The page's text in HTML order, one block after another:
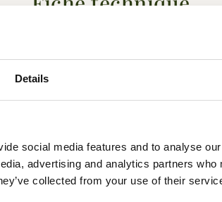
Details
social media features and to analyse
advertising and analytics partners who
collected from your use of their
au Genre